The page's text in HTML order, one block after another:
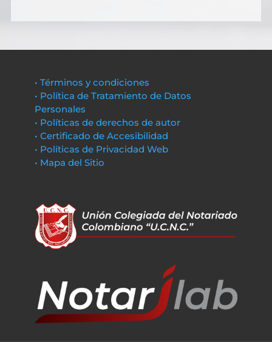
• Términos y condiciones
• Política de Tratamiento de Datos
Personales
• Políticas de derechos de autor
• Certificado de Accesibilidad
• Políticas de Privacidad Web
• Mapa del Sitio